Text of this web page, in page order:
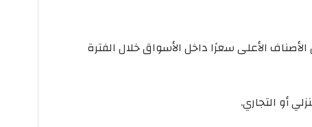
من بين الأصناف الأعلى سعرًا داخل الأسواق خلال الفترة
أو التجاري.